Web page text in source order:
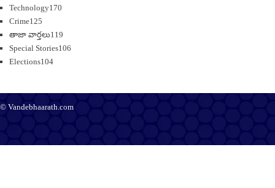
Technology170
Crime125
తాజా వార్తలు119
Special Stories106
Elections104
© Vandebhaarath.com